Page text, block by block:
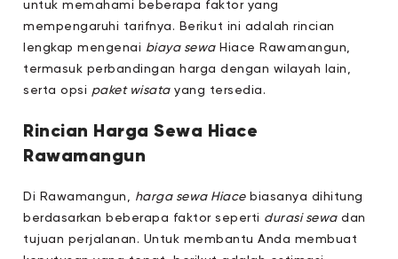
untuk memahami beberapa faktor yang
mempengaruhi tarifnya. Berikut ini adalah rincian
lengkap mengenai biaya sewaHiace Rawamangun,
termasuk perbandingan harga dengan wilayah lain,
serta opsi paket wisatayang tersedia.
Rincian Harga Sewa Hiace
Rawamangun
Di Rawamangun, harga sewa Hiacebiasanya dihitung
berdasarkan beberapa faktor seperti durasi sewadan
tujuan perjalanan. Untuk membantu Anda membuat